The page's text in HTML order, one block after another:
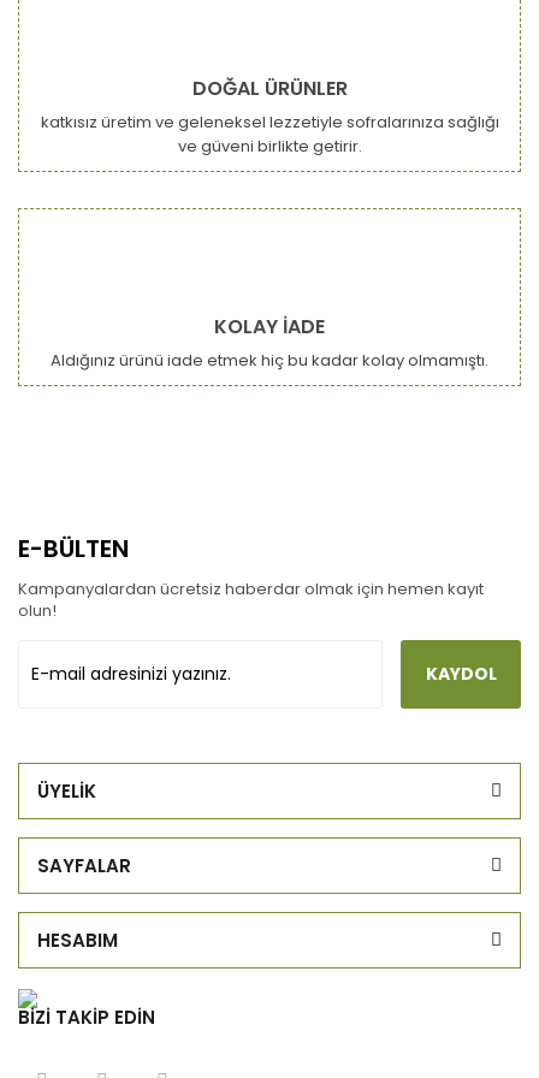
DOĞAL ÜRÜNLER
katkısız üretim ve geleneksel lezzetiyle sofralarınıza sağlığı
ve güveni birlikte getirir.
KOLAY İADE
Aldığınız ürünü iade etmek hiç bu kadar kolay olmamıştı.
E-BÜLTEN
Kampanyalardan ücretsiz haberdar olmak için hemen kayıt
olun!
KAYDOL
ÜYELİK
SAYFALAR
HESABIM
BİZİ TAKİP EDİN